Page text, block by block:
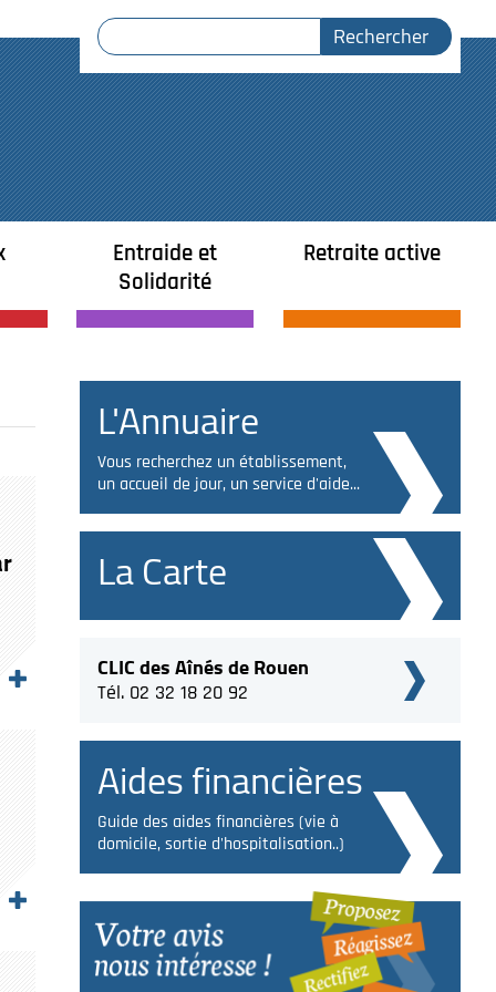
Entraide et
Solidarité
Retraite active
L'Annuaire
Vous recherchez un établissement,
un accueil de jour, un service d'aide...
La Carte
CLIC des Aînés de Rouen
Tél. 02 32 18 20 92
Aides financières
Guide des aides financières (vie à
domicile, sortie d'hospitalisation..)